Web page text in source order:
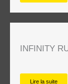
INFINITY
Lire la suite